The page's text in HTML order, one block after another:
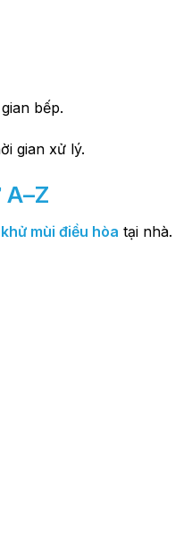
bếp.
gian xử lý.
khử mùi điều hòa tại nhà.